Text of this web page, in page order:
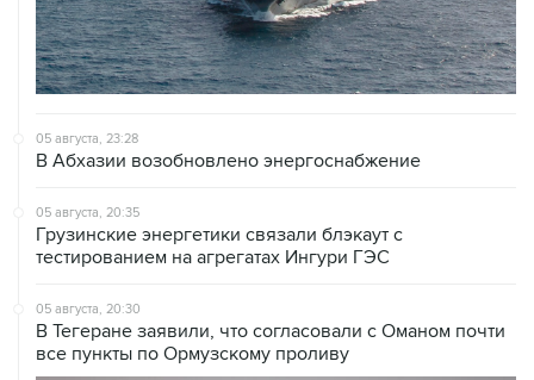
05 августа, 23:28
В Абхазии возобновлено энергоснабжение
05 августа, 20:35
Грузинские энергетики связали блэкаут с
тестированием на агрегатах Ингури ГЭС
05 августа, 20:30
В Тегеране заявили, что согласовали с Оманом почти
все пункты по Ормузскому проливу